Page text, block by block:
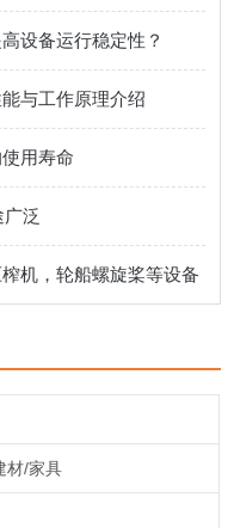
设备运行稳定性？
与工作原理介绍
用寿命
泛
机，轮船螺旋桨等设备
材/家具